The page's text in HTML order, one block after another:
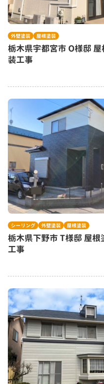
外壁塗装 屋根塗装
栃木県宇都宮市 O様邸
装工事
シーリング 外壁塗装 屋根塗装
栃木県下野市 T様邸 屋根
工事